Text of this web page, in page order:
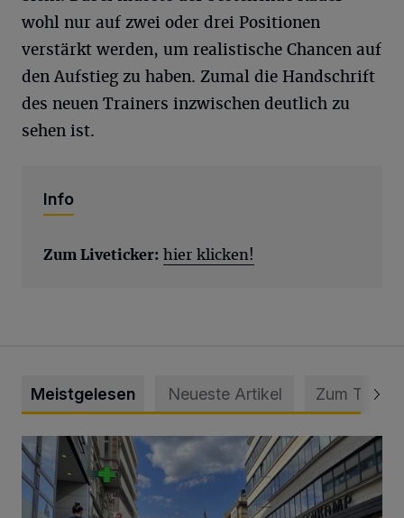
wohl nur auf zwei oder drei Positionen
verstärkt werden, um realistische Chancen auf
den Aufstieg zu haben. Zumal die Handschrift
des neuen Trainers inzwischen deutlich zu
sehen ist.
Info
Zum Liveticker: hier klicken!
Meistgelesen Neueste Artikel Zum Thema
Ein Unzustand und Skandal